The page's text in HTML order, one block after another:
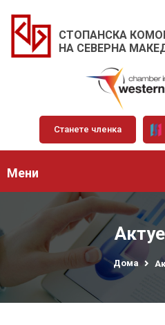
СТОПАНСКА
НА СЕВЕРНА
Станете членка
Мени
Дома